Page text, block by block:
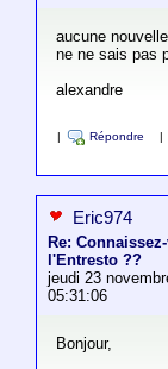
aucune
ne ne sais pas
alexandre
Répondre
Eric974
Re:
l'Entresto ??
jeudi 23
05:31:06
Bonjour,